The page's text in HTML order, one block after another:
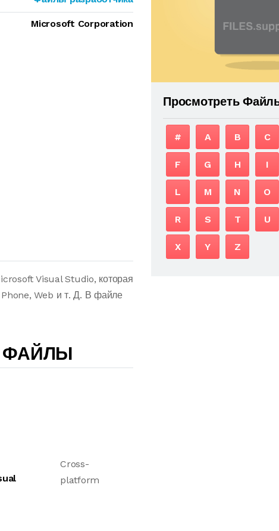
Microsoft Corporation
Visual Studio, которая
Phone, Web и т. Д. В файле
ФАЙЛЫ
Cross-
platform
Просмотреть
# A B C
F G H I
L M N O
R S T U
X Y Z